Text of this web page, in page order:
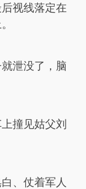
视线落定在
泄没了，脑
撞见姑父刘
、仗着军人